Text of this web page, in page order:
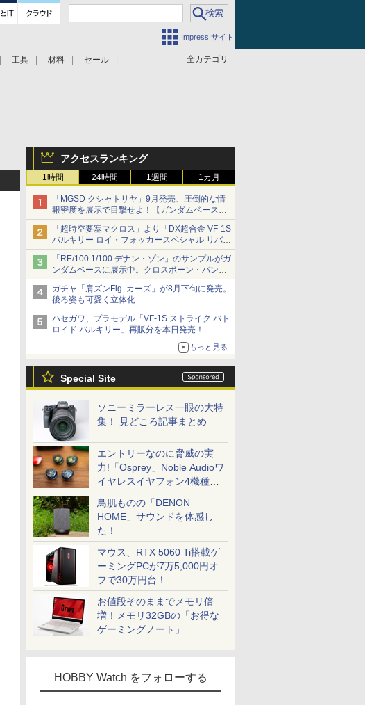
Impress サイト
全カテゴリ
工具 材料 セール
アクセスランキング
1時間 24時間 1週間 1カ月
「MGSD クシャトリヤ」9月発売、圧倒的な情
報密度を展示で目撃せよ！【ガンダムベース撮
り下ろし】
「超時空要塞マクロス」より「DX超合金 VF-1S
バルキリー ロイ・フォッカースペシャル リバイ
バルVer.」本日発売！
「RE/100 1/100 デナン・ゾン」のサンプルがガ
ンダムベースに展示中。クロスボーン・バンガ
ードの制式量産機が間もなく発送【ガンダムベ
ース撮り下ろし】
ガチャ「肩ズンFig. カーズ」が8月下旬に発売。
後ろ姿も可愛く立体化
ライトニング・マックィーンやメーターなど4
種がラインナップ
ハセガワ、プラモデル「VF-1S ストライク バト
ロイド バルキリー」再販分を本日発売！
もっと見る
Special Site
ソニーミラーレス一眼の大特
集！ 見どころ記事まとめ
エントリーなのに脅威の実
力!「Osprey」Noble Audioワ
イヤレスイヤフォン4機種を
一気に聴く
鳥肌ものの「DENON
HOME」サウンドを体感し
た！
マウス、RTX 5060 Ti搭載ゲ
ーミングPCが7万5,000円オ
フで30万円台！
お値段そのままでメモリ倍
増！メモリ32GBの「お得な
ゲーミングノート」
HOBBY Watch をフォローする